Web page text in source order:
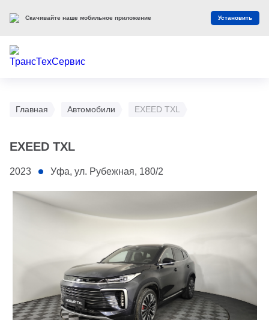
Главная Автомобили EXEED TXL
EXEED TXL
2023 Уфа, ул. Рубежная, 180/2
Скачивайте наше мобильное приложение Установить